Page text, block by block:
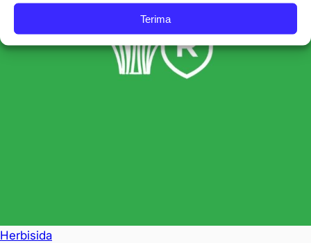
Terima
Herbisida